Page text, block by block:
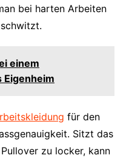
bei harten Arbeiten
einem
Eigenheim
für den
Sitzt das
zu locker, kann